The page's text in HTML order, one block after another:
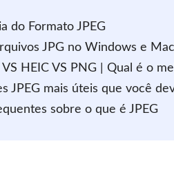
do Formato JPEG
JPG no Windows e Mac
VS HEIC VS PNG | Qual é o
JPEG mais úteis que você
sobre o que é JPEG